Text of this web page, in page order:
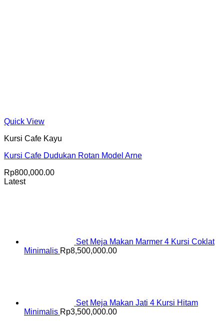
Quick View
Kursi Cafe Kayu
Kursi Cafe Dudukan Rotan Model Arne
Rp800,000.00
Latest
Set Meja Makan Marmer 4 Kursi Coklat
Minimalis Rp8,500,000.00
Set Meja Makan Jati 4 Kursi Hitam
Minimalis Rp3,500,000.00